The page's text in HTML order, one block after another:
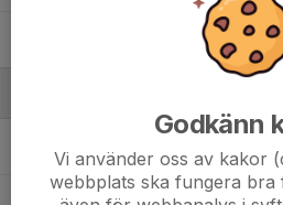
Godkänn
Vi använder oss av kakor
webbplats ska fungera bra